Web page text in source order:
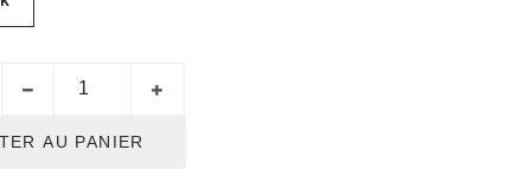
AU PANIER